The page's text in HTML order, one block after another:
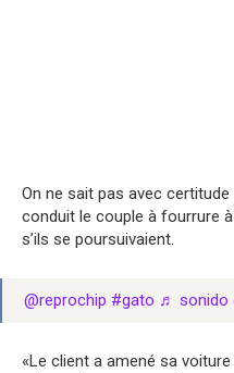
On ne sait pas avec
conduit le couple à fourrure
s’ils se poursuivaient.
@reprochip #gato ♬ sonido
«Le client a amené sa